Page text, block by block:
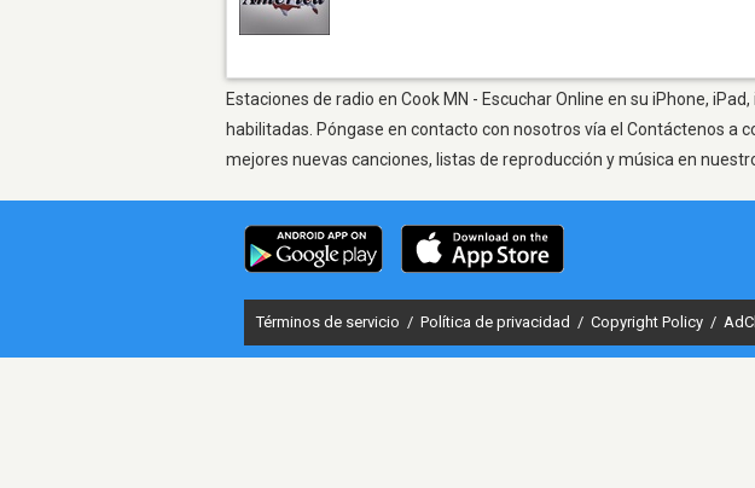
Estaciones de radio en Cook MN - Escuchar Online en su iPhone,
habilitadas. Póngase en contacto con nosotros vía el Contáctenos
mejores nuevas canciones, listas de reproducción y música en
Términos de servicio / Política de privacidad / Copyright Policy /